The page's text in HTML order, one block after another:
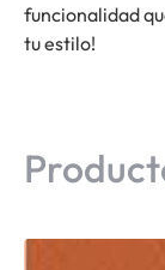
funcionalidad
tu estilo!